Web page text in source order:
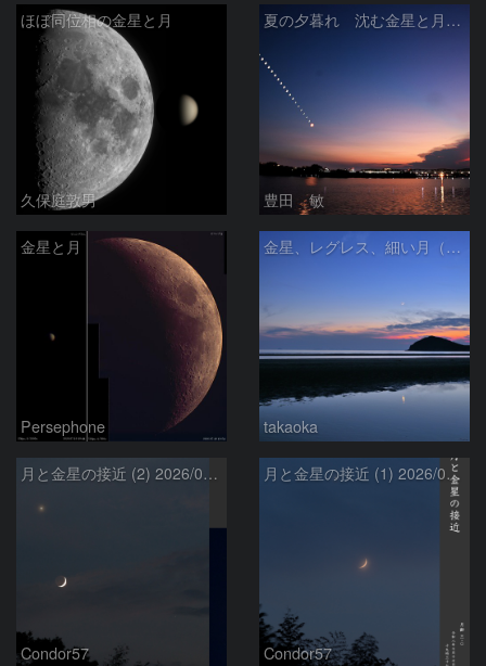
ほぼ同位相の金星と月
久保庭敦男
夏の夕暮れ 沈む金星と月 2026/7/20
豊田 敏
金星と月
Persephone
金星、レグレス、細い月（７月１６日）
takaoka
月と金星の接近 (2) 2026/07/17
Condor57
月と金星の接近 (1) 2026/07/17
Condor57